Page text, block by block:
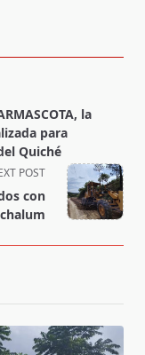
la
para
Quiché
POST
con